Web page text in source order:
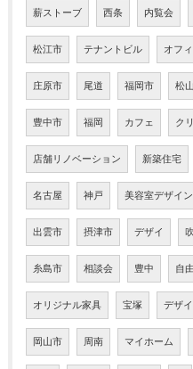
薪ストーブ 西条 内覧会
松江市 テナントビル オフ
庄原市 尾道 福岡市 松
豊中市 福岡 カフェ ク
店舗リノベーション 新築住宅
名古屋 神戸 美容室デザイン
出雲市 摂津市 デザイ
糸島市 相談会 豊中 自
オリジナル家具 宝塚 デザ
岡山市 周南 マイホーム